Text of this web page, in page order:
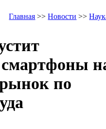
Главная >>Новости >>
по